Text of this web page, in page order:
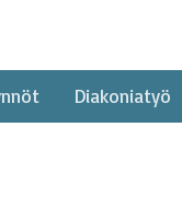
Diakoniatyö